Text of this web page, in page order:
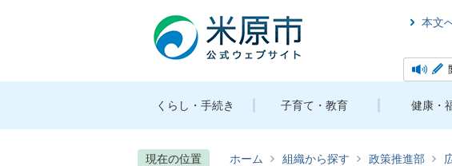
本文
くらし・手続き 子育て・教育 健康・
現在の位置 ホーム 組織から探す 政策推進部